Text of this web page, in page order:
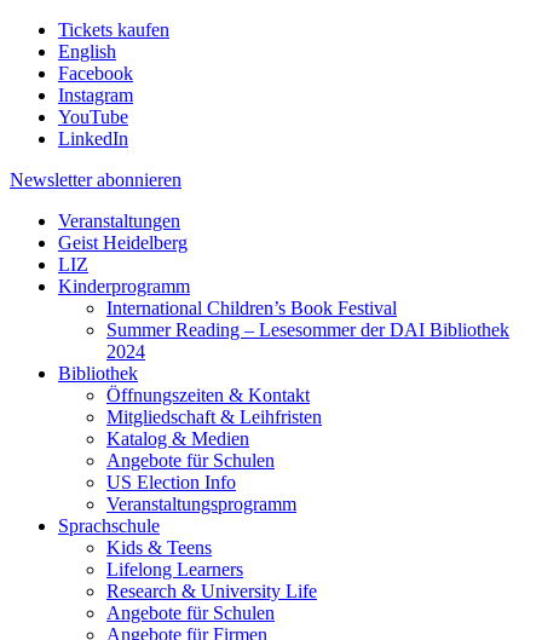
Tickets kaufen
English
Facebook
Instagram
YouTube
LinkedIn
Newsletter abonnieren
Veranstaltungen
Geist Heidelberg
LIZ
Kinderprogramm
International Children’s Book Festival
Summer Reading – Lesesommer der DAI Bibliothek
2024
Bibliothek
Öffnungszeiten & Kontakt
Mitgliedschaft & Leihfristen
Katalog & Medien
Angebote für Schulen
US Election Info
Veranstaltungsprogramm
Sprachschule
Kids & Teens
Lifelong Learners
Research & University Life
Angebote für Schulen
Angebote für Firmen